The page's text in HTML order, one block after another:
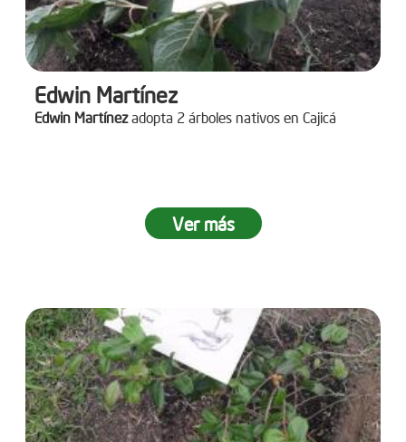
Edwin Martínez
Edwin Martínezadopta 2 árboles nativos en Cajicá
Ver más